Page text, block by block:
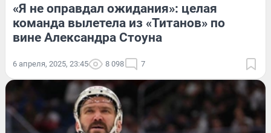
«Я не оправдал ожидания»: целая
команда вылетела из «Титанов» по
вине Александра Стоуна
6 апреля, 2025, 23:45 8 098 7